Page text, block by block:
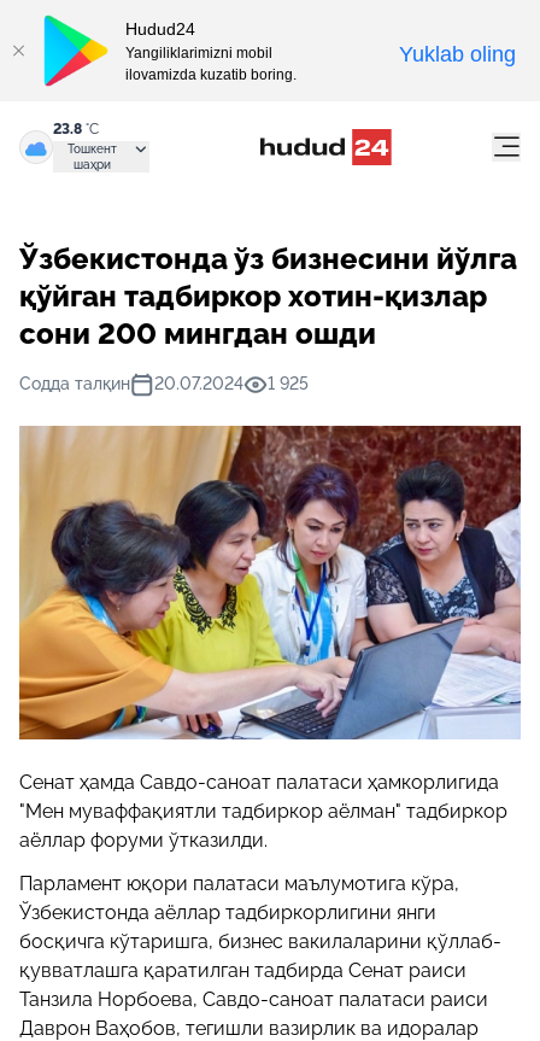
23.8 °C
Тошкент
шаҳри
Ўзбекистонда ўз бизнесини йўлга
қўйган тадбиркор хотин-қизлар
сони 200 мингдан ошди
Содда талқин 20.07.2024 1 925
Сенат ҳамда Савдо-саноат палатаси ҳамкорлигида
"Мен муваффақиятли тадбиркор аёлман" тадбиркор
аёллар форуми ўтказилди.
Парламент юқори палатаси маълумотига кўра,
Ўзбекистонда аёллар тадбиркорлигини янги
босқичга кўтаришга, бизнес вакилаларини қўллаб-
қувватлашга қаратилган тадбирда Сенат раиси
Танзила Норбоева, Савдо-саноат палатаси раиси
Даврон Ваҳобов, тегишли вазирлик ва идоралар
Hudud24
Yangiliklarimizni mobil
ilovamizda kuzatib boring.
Yuklab oling